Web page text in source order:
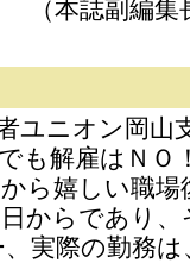
（本誌副編
ユニオン岡山
も解雇はＮＯ
ら嬉しい職場
からであり
実際の勤務は